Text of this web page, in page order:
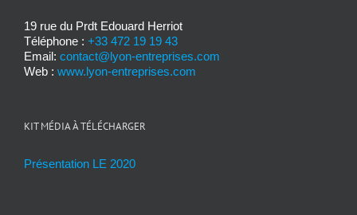
19 rue du Prdt Edouard Herriot
Téléphone : +33 472 19 19 43
Email: contact@lyon-entreprises.com
Web : www.lyon-entreprises.com
KIT MÉDIA À TÉLÉCHARGER
Présentation LE 2020